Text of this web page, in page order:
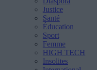
Justice
Santé
Éducation
Sport
Femme
HIGH TECH
Insolites